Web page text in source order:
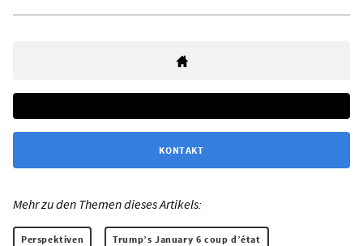
KONTAKT
Mehr zu den Themen dieses Artikels:
Perspektiven Trump’s January 6 coup d’état